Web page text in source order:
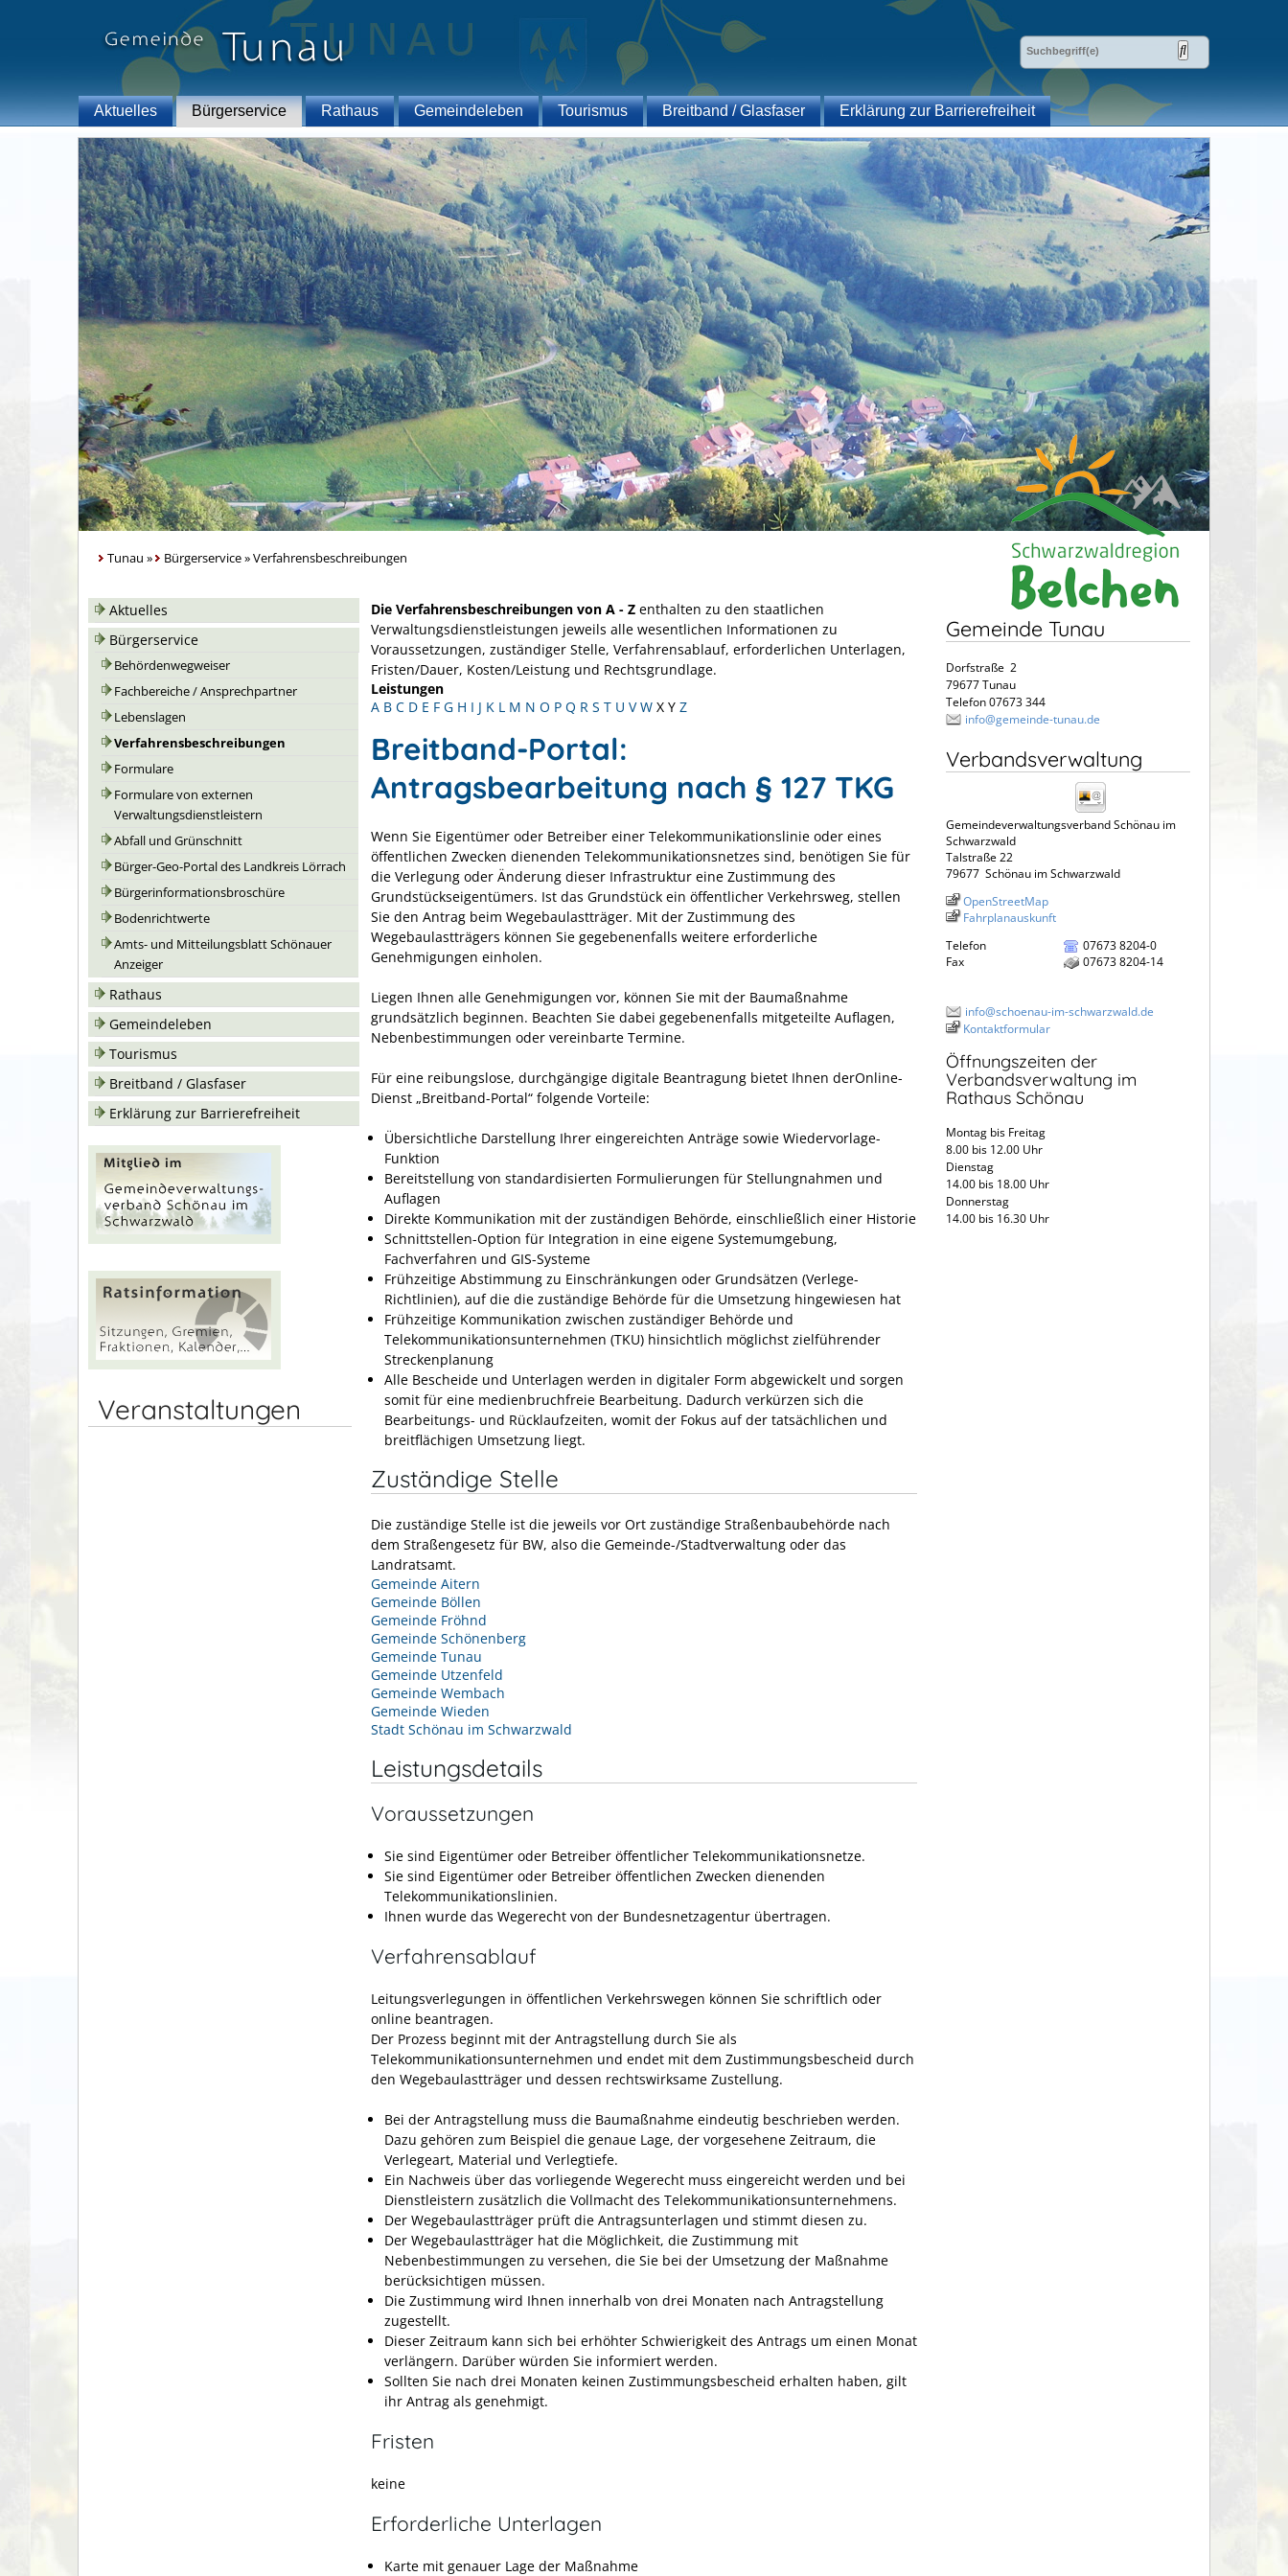
Aktuelles Bürgerservice Rathaus Gemeindeleben Tourismus Breitband / Glasfaser Erklärung zur Barrierefreiheit
Tunau » Bürgerservice»Verfahrensbeschreibungen
Aktuelles
Bürgerservice
Behördenwegweiser
Fachbereiche / Ansprechpartner
Lebenslagen
Verfahrensbeschreibungen
Formulare
Formulare von externen
Verwaltungsdienstleistern
Abfall und Grünschnitt
Bürger-Geo-Portal des Landkreis Lörrach
Bürgerinformationsbroschüre
Bodenrichtwerte
Amts- und Mitteilungsblatt Schönauer
Anzeiger
Rathaus
Gemeindeleben
Tourismus
Breitband / Glasfaser
Erklärung zur Barrierefreiheit
Veranstaltungen
Die Verfahrensbeschreibungen von A - Z enthalten zu den staatlichen
Verwaltungsdienstleistungen jeweils alle wesentlichen Informationen zu
Voraussetzungen, zuständiger Stelle, Verfahrensablauf, erforderlichen Unterlagen,
Fristen/Dauer, Kosten/Leistung und Rechtsgrundlage.
Leistungen
A B C D E F G H I J K L M N O P Q R S T U V W X Y Z
Breitband-Portal:
Antragsbearbeitung nach § 127 TKG
Wenn Sie Eigentümer oder Betreiber einer Telekommunikationslinie oder eines
öffentlichen Zwecken dienenden Telekommunikationsnetzes sind, benötigen Sie für
die Verlegung oder Änderung dieser Infrastruktur eine Zustimmung des
Grundstückseigentümers. Ist das Grundstück ein öffentlicher Verkehrsweg, stellen
Sie den Antrag beim Wegebaulastträger. Mit der Zustimmung des
Wegebaulastträgers können Sie gegebenenfalls weitere erforderliche
Genehmigungen einholen.
Liegen Ihnen alle Genehmigungen vor, können Sie mit der Baumaßnahme
grundsätzlich beginnen. Beachten Sie dabei gegebenenfalls mitgeteilte Auflagen,
Nebenbestimmungen oder vereinbarte Termine.
Für eine reibungslose, durchgängige digitale Beantragung bietet Ihnen derOnline-
Dienst „Breitband-Portal“ folgende Vorteile:
Übersichtliche Darstellung Ihrer eingereichten Anträge sowie Wiedervorlage-
Funktion
Bereitstellung von standardisierten Formulierungen für Stellungnahmen und
Auflagen
Direkte Kommunikation mit der zuständigen Behörde, einschließlich einer Historie
Schnittstellen-Option für Integration in eine eigene Systemumgebung,
Fachverfahren und GIS-Systeme
Frühzeitige Abstimmung zu Einschränkungen oder Grundsätzen (Verlege-
Richtlinien), auf die die zuständige Behörde für die Umsetzung hingewiesen hat
Frühzeitige Kommunikation zwischen zuständiger Behörde und
Telekommunikationsunternehmen (TKU) hinsichtlich möglichst zielführender
Streckenplanung
Alle Bescheide und Unterlagen werden in digitaler Form abgewickelt und sorgen
somit für eine medienbruchfreie Bearbeitung. Dadurch verkürzen sich die
Bearbeitungs- und Rücklaufzeiten, womit der Fokus auf der tatsächlichen und
breitflächigen Umsetzung liegt.
Zuständige Stelle
Die zuständige Stelle ist die jeweils vor Ort zuständige Straßenbaubehörde nach
dem Straßengesetz für BW, also die Gemeinde-/Stadtverwaltung oder das
Landratsamt.
Gemeinde Aitern
Gemeinde Böllen
Gemeinde Fröhnd
Gemeinde Schönenberg
Gemeinde Tunau
Gemeinde Utzenfeld
Gemeinde Wembach
Gemeinde Wieden
Stadt Schönau im Schwarzwald
Leistungsdetails
Voraussetzungen
Sie sind Eigentümer oder Betreiber öffentlicher Telekommunikationsnetze.
Sie sind Eigentümer oder Betreiber öffentlichen Zwecken dienenden
Telekommunikationslinien.
Ihnen wurde das Wegerecht von der Bundesnetzagentur übertragen.
Verfahrensablauf
Leitungsverlegungen in öffentlichen Verkehrswegen können Sie schriftlich oder
online beantragen.
Der Prozess beginnt mit der Antragstellung durch Sie als
Telekommunikationsunternehmen und endet mit dem Zustimmungsbescheid durch
den Wegebaulastträger und dessen rechtswirksame Zustellung.
Bei der Antragstellung muss die Baumaßnahme eindeutig beschrieben werden.
Dazu gehören zum Beispiel die genaue Lage, der vorgesehene Zeitraum, die
Verlegeart, Material und Verlegtiefe.
Ein Nachweis über das vorliegende Wegerecht muss eingereicht werden und bei
Dienstleistern zusätzlich die Vollmacht des Telekommunikationsunternehmens.
Der Wegebaulastträger prüft die Antragsunterlagen und stimmt diesen zu.
Der Wegebaulastträger hat die Möglichkeit, die Zustimmung mit
Nebenbestimmungen zu versehen, die Sie bei der Umsetzung der Maßnahme
berücksichtigen müssen.
Die Zustimmung wird Ihnen innerhalb von drei Monaten nach Antragstellung
zugestellt.
Dieser Zeitraum kann sich bei erhöhter Schwierigkeit des Antrags um einen Monat
verlängern. Darüber würden Sie informiert werden.
Sollten Sie nach drei Monaten keinen Zustimmungsbescheid erhalten haben, gilt
ihr Antrag als genehmigt.
Fristen
keine
Erforderliche Unterlagen
Karte mit genauer Lage der Maßnahme
Gemeinde Tunau
Dorfstraße 2
79677 Tunau
Telefon 07673 344
info@gemeinde-tunau.de
Verbandsverwaltung
Gemeindeverwaltungsverband Schönau im
Schwarzwald
Talstraße 22
79677 Schönau im Schwarzwald
OpenStreetMap
Fahrplanauskunft
Telefon
07673 8204-0
Fax
07673 8204-14
info@schoenau-im-schwarzwald.de
Kontaktformular
Öffnungszeiten der
Verbandsverwaltung im
Rathaus Schönau
Montag bis Freitag
8.00 bis 12.00 Uhr
Dienstag
14.00 bis 18.00 Uhr
Donnerstag
14.00 bis 16.30 Uhr